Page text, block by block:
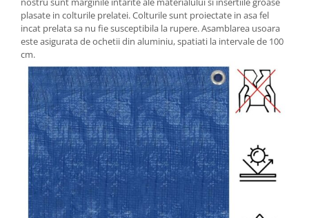
plasate in colturile prelatei. Colturile sunt proiectate in asa fel
incat prelata sa nu fie susceptibila la rupere. Asamblarea usoara
este asigurata de ochetii din aluminiu, spatiati la intervale de 100
cm.